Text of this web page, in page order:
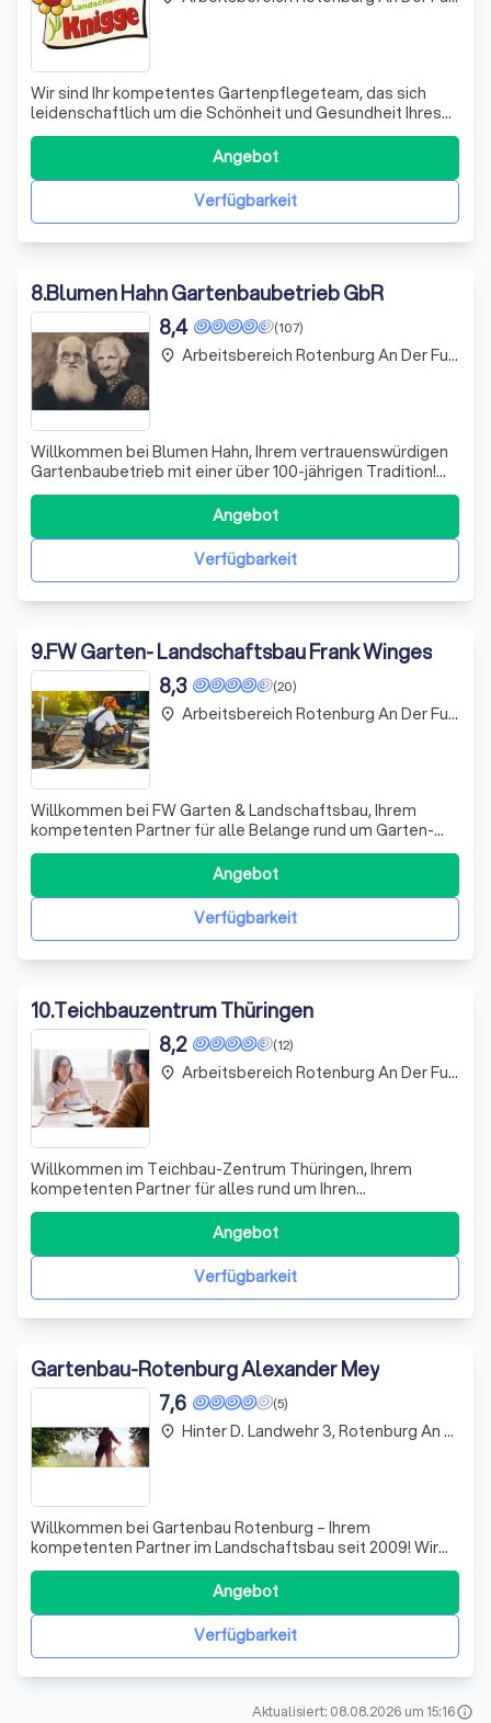
Wir sind Ihr kompetentes Gartenpflegeteam, das sich
leidenschaftlich um die Schönheit und Gesundheit Ihres
Gartens kümmert. Jetzt ist der perfekte Zeitpunkt, um die
Frühjahrspflege zu planen! Wir sorgen dafür, dass Ihr
Rasen mit hochwertigem Cuxin Rasendünger optimal
versorgt wird und kümmern uns um
Verfügbarkeit
Angebot
8.Blumen Hahn Gartenbaubetrieb GbR
(107)
8,4
Willkommen bei Blumen Hahn, Ihrem vertrauenswürdigen
Gartenbaubetrieb mit einer über 100-jährigen Tradition!
Seit unserer Gründung im Jahr 1906 haben wir uns von
einem Erzeuger von Obst und Gemüse zu einem
führenden Anbieter von hochwertigen Pflanzen und
umfassenden Dienstleistungen entwickelt. Unse
Verfügbarkeit
Angebot
place Arbeitsbereich Rotenburg An Der Fulda
9.FW Garten- Landschaftsbau Frank Winges
(20)
8,3
Willkommen bei FW Garten & Landschaftsbau, Ihrem
kompetenten Partner für alle Belange rund um Garten-
und Landschaftsgestaltung! Wir legen größten Wert auf
einen freundlichen und professionellen Service, denn bei
uns steht der Kunde immer an erster Stelle. Unser
engagiertes Team nimmt sich die Zeit,
Verfügbarkeit
Angebot
place Arbeitsbereich Rotenburg An Der Fulda
10.Teichbauzentrum Thüringen
(12)
8,2
Willkommen im Teichbau-Zentrum Thüringen, Ihrem
kompetenten Partner für alles rund um Ihren
Wassergarten! Wir bieten Ihnen individuelle und
umfassende Beratungen, egal ob Sie einen neuen Teich
planen oder Ihren bestehenden Teich sanieren möchten.
Unsere Experten stehen Ihnen mit langjähriger Erfahru
Verfügbarkeit
Angebot
place Arbeitsbereich Rotenburg An Der Fulda
Gartenbau-Rotenburg Alexander Mey
(5)
7,6
Willkommen bei Gartenbau Rotenburg – Ihrem
kompetenten Partner im Landschaftsbau seit 2009! Wir
haben uns in der Rotenburger Kernstadt stetig vergrößert
und bieten Ihnen erstklassige Gartenbau- und
Pflegedienstleistungen für Privatgärten sowie
Gewerbekunden im Umkreis von 60 km an. Mit
Verfügbarkeit
Angebot
place Hinter D. Landwehr 3, Rotenburg An Der Fulda
Aktualisiert: 08.08.2026 um 15:16info